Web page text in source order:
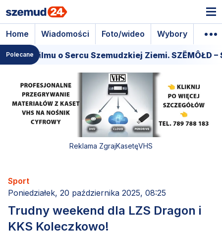
Home Wiadomości Foto/wideo Wybory
Polecane
filmu o Sercu Szemudzkiej Ziemi. SZËMÔŁD –
Reklama ZgrajKasetęVHS
Sport
Poniedziałek, 20 października 2025, 08:25
Trudny weekend dla LZS Dragon i
KKS Koleczkowo!